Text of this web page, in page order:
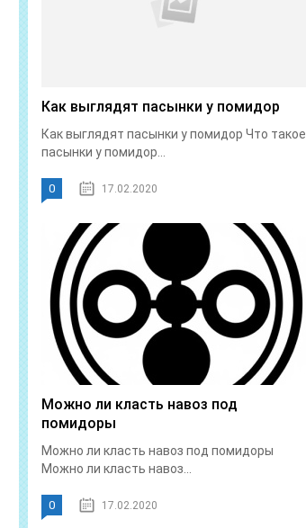
Как выглядят пасынки у помидор
Как выглядят пасынки у помидор Что такое
пасынки у помидор...
0 17.02.2020
Можно ли класть навоз под
помидоры
Можно ли класть навоз под помидоры
Можно ли класть навоз...
0 17.02.2020